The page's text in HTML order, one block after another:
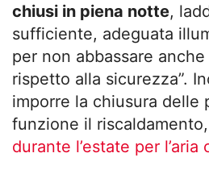
chiusi in piena notte,
sufficiente, adeguata
per non abbassare
rispetto alla sicurezza”.
imporre la chiusura delle
funzione il
durante l’estate per l’aria